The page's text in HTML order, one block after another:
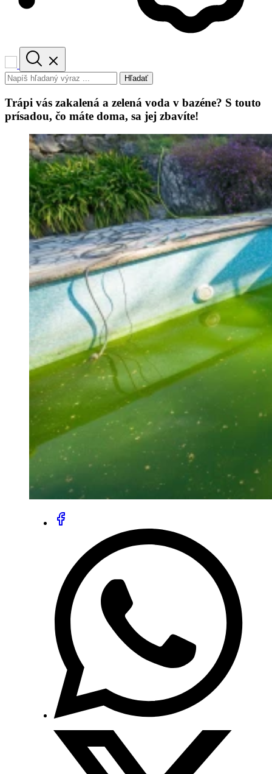
Hľadať
Trápi vás zakalená a zelená voda v bazéne? S touto
prísadou, čo máte doma, sa jej zbavíte!